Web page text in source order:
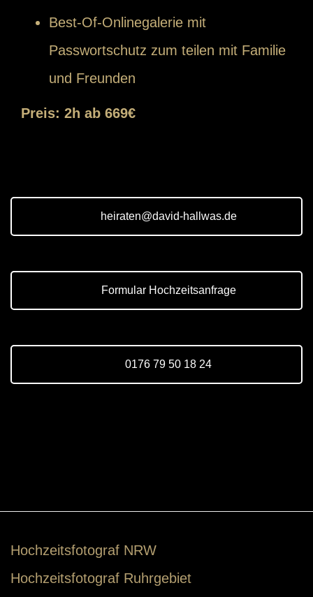
Best-Of-Onlinegalerie mit
Passwortschutz zum teilen mit Familie
und Freunden
Preis: 2h ab 669€
heiraten@david-hallwas.de
Formular Hochzeitsanfrage
0176 79 50 18 24
Hochzeitsfotograf NRW
Hochzeitsfotograf Ruhrgebiet